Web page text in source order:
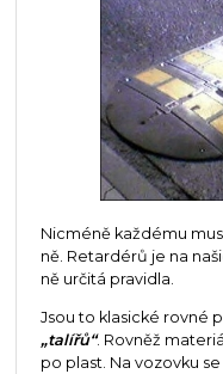
Nicméně každému
ně. Retardérů je na
ně určitá pravidla.
Jsou to klasické rovné
„talířů“. Rovněž
po plast. Na vozovku